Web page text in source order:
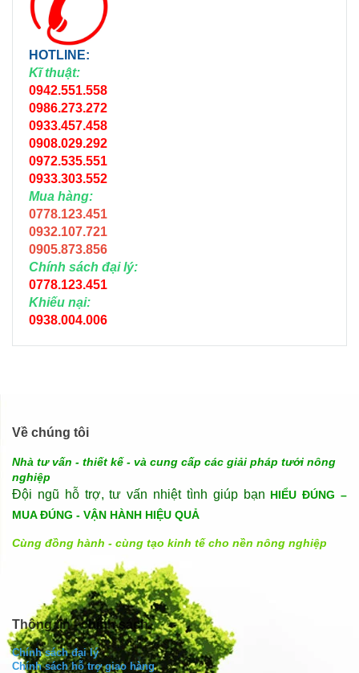
HOTLINE:
Kĩ thuật:
0942.551.558
0986.273.272
0933.457.458
0908.029.292
0972.535.551
0933.303.552
Mua hàng:
0778.123.451
0932.107.721
0905.873.856
Chính sách đại lý:
0778.123.451
Khiếu nại:
0938.004.006
Về chúng tôi
Nhà tư vấn - thiết kế - và cung cấp các giải pháp tưới nông
nghiệp
Đội ngũ hỗ trợ, tư vấn nhiệt tình giúp bạn HIỂU ĐÚNG –
MUA ĐÚNG - VẬN HÀNH HIỆU QUẢ
Cùng đồng hành - cùng tạo kinh tế cho nền nông nghiệp
Thông tin - chính sách
Chính sách đại lý
Chính sách hỗ trợ giao hàng